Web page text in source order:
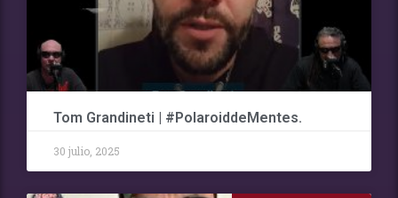
Tom Grandineti | #PolaroiddeMentes.
30 julio, 2025